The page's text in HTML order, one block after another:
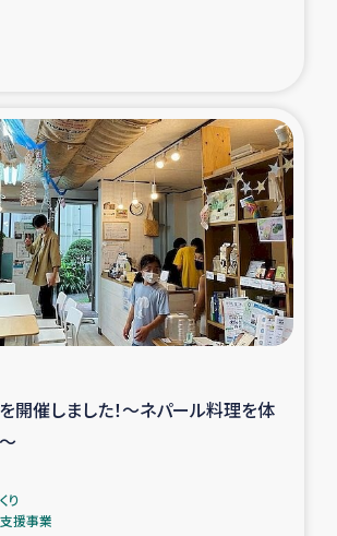
開催しました！～ネパール料理を体
り
援事業